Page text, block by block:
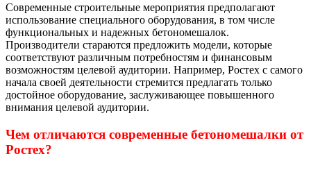
Современные строительные мероприятия предполагают
использование специального оборудования, в том числе
функциональных и надежных бетономешалок.
Производители стараются предложить модели, которые
соответствуют различным потребностям и финансовым
возможностям целевой аудитории. Например, Ростех с самого
начала своей деятельности стремится предлагать только
достойное оборудование, заслуживающее повышенного
внимания целевой аудитории.
Чем отличаются современные бетономешалки от
Ростех?